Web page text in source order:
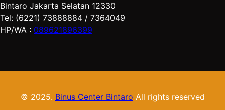
Bintaro Jakarta Selatan 12330
Tel: (6221) 73888884 / 7364049
HP/WA : 089621896399
© 2025. Binus Center Bintaro All rights reserved